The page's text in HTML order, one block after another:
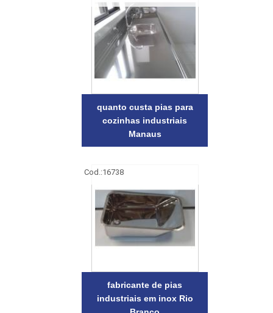
quanto custa pias para
cozinhas industriais
Manaus
Cod.:16738
fabricante de pias
industriais em inox Rio